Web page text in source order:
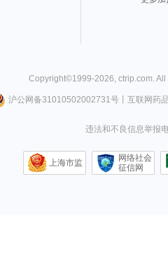
Copyright©1999-2026, ctrip.com.
沪公网备31010502002731号丨 互联网药
违法和不良信息举报
上海市监
网络社会
征信网